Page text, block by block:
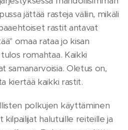
jättää rasteja väliin, mikäli
rastit antavat
omaa rataa jo kisan
romahtaa. Kaikki
samanarvoisia. Oletus on,
kiertää kaikki rastit.
polkujen käyttäminen
kilpailijat halutuille reiteille ja